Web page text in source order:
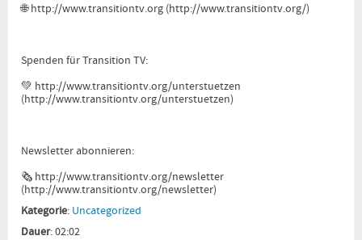
🌐http://www.transitiontv.org (http://www.transitiontv.org/)
Spenden für Transition TV:
💚 http://www.transitiontv.org/unterstuetzen
(http://www.transitiontv.org/unterstuetzen)
Newsletter abonnieren:
🗞 http://www.transitiontv.org/newsletter
(http://www.transitiontv.org/newsletter)
Kategorie: Uncategorized
Dauer: 02:02